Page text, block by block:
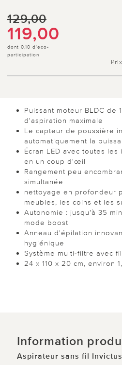
129,00
119,00
dont 0,10 d'eco-
participation
Puissant moteur BLDC de
d'aspiration maximale
Le capteur de poussière
automatiquement la
Écran LED avec toutes
en un coup d'œil
Rangement peu
simultanée
nettoyage en profondeur
meubles, les coins et les
Autonomie : jusqu'à 35
mode boost
Anneau d'épilation
hygiénique
Système multi-filtre avec
24 x 110 x 20 cm, environ
Information
Aspirateur sans fil Invictus